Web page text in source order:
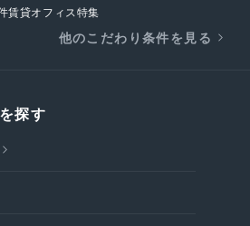
賃貸オフィス特集
他のこだわり条件を見る
探す